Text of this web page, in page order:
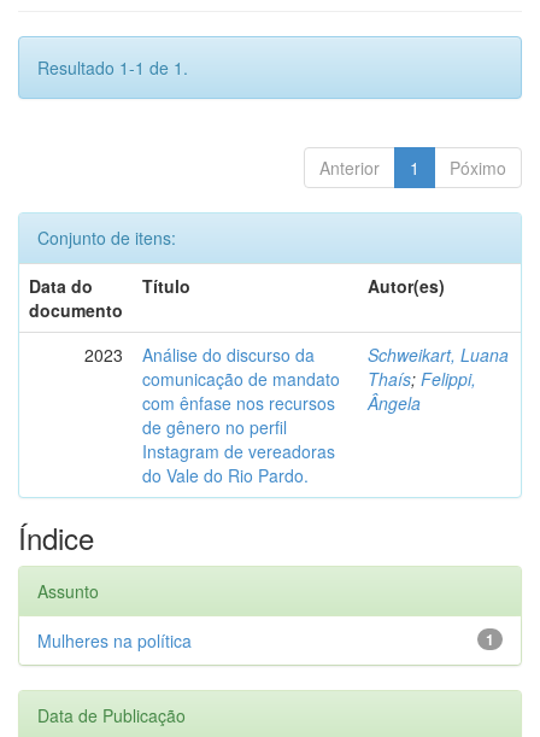
Resultado 1-1 de 1.
Anterior 1 Póximo
Conjunto de itens:
Data do
documento
Título Autor(es)
2023
Análise do discurso da
comunicação de mandato
com ênfase nos recursos
de gênero no perfil
Instagram de vereadoras
do Vale do Rio Pardo.
Schweikart, Luana
Thaís; Felippi,
Ângela
Índice
Assunto
1
Mulheres na política
Data de Publicação